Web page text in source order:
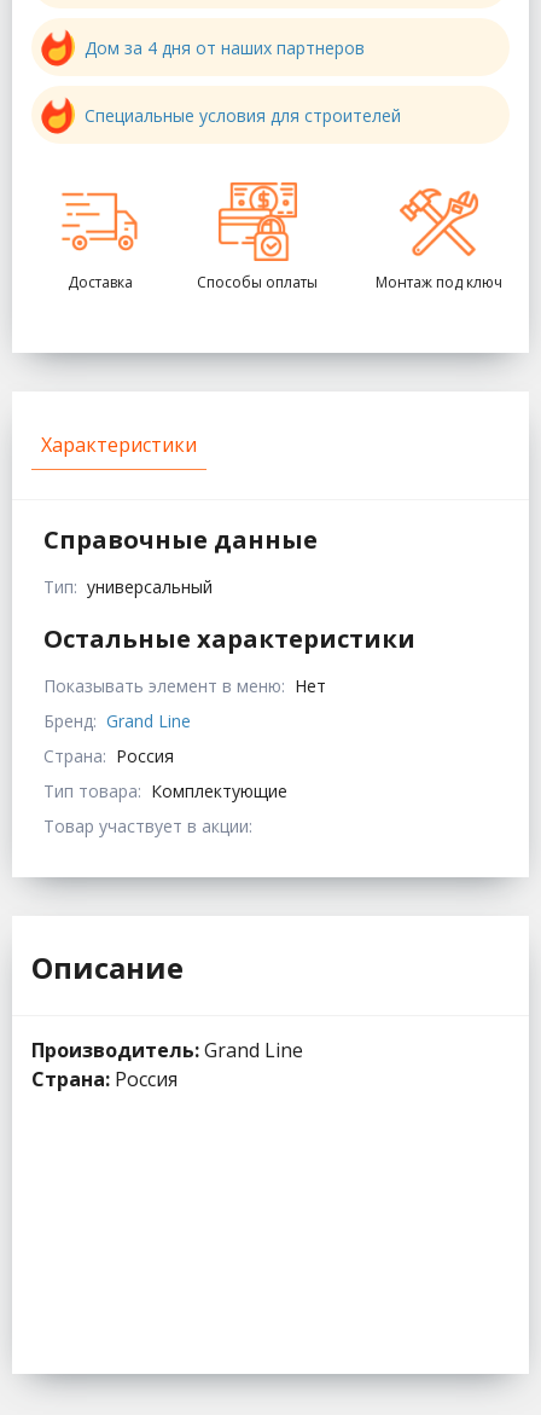
Дом за 4 дня от наших партнеров
Специальные условия для строителей
Доставка Способы оплаты Монтаж под ключ
Характеристики
Справочные данные
Тип: универсальный
Остальные характеристики
Показывать элемент в меню: Нет
Бренд: Grand Line
Страна: Россия
Тип товара: Комплектующие
Товар участвует в акции:
Описание
Производитель:Grand Line
Страна: Россия